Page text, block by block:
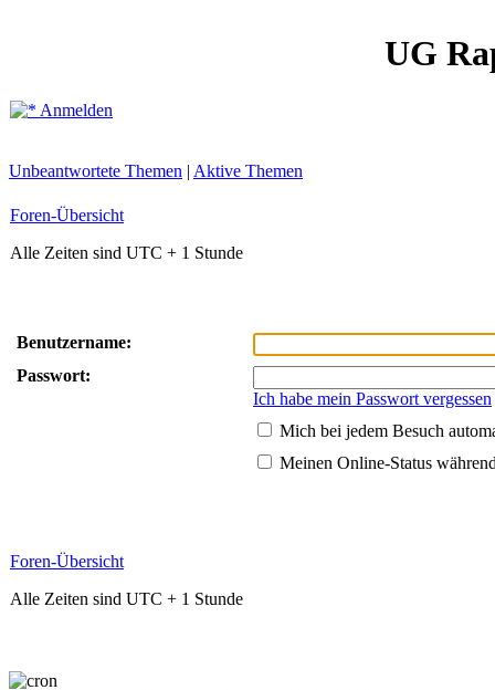
UG
Anmelden
Unbeantwortete Themen | Aktive Themen
Foren-Übersicht
Alle Zeiten sind UTC + 1 Stunde
Benutzername:
Passwort:
Ich habe mein Passwort vergessen
Mich bei jedem Besuch
Meinen Online-Status
Foren-Übersicht
Alle Zeiten sind UTC + 1 Stunde